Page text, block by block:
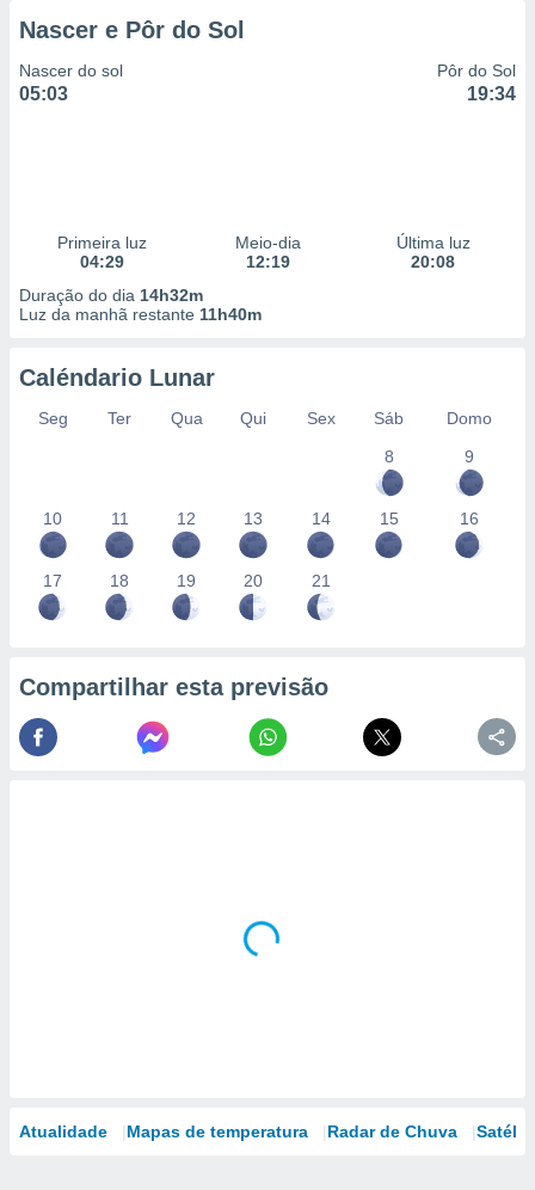
Nascer e Pôr do Sol
Nascer do sol
05:03
Pôr do Sol
19:34
Primeira luz
04:29
Meio-dia
12:19
Última luz
20:08
Duração do dia 14h32m
Luz da manhã restante 11h40m
Caléndario Lunar
Seg Ter Qua Qui Sex Sáb
Domo
8
9
10 11 12 13 14 15 16
17 18 19 20 21
Compartilhar esta previsão
Atualidade Mapas de temperatura Radar de Chuva